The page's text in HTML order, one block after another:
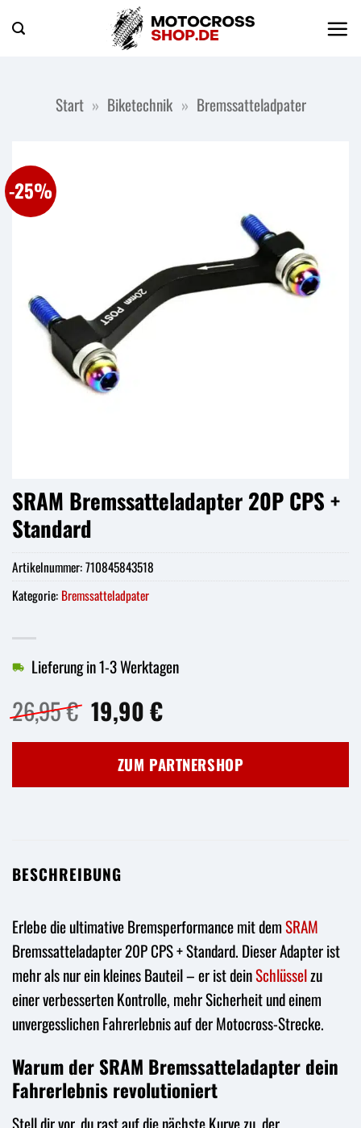
Inhalt
Start » Biketechnik » Bremssatteladpater
-25%
SRAM Bremssatteladapter 20P CPS +
Standard
26,95€ Ursprünglicher
Preis
war:
26,95 €
19,90€Aktueller
ist:
19,90 €.
Lieferung in 1-3 Werktagen
ZUM PARTNERSHOP
Artikelnummer:710845843518
Kategorie: Bremssatteladpater
BESCHREIBUNG
Erlebe die ultimative Bremsperformance mit demSRAM
Bremssatteladapter 20P CPS + Standard. Dieser Adapter ist
mehr als nur ein kleines Bauteil – er ist deinSchlüsselzu
einer verbesserten Kontrolle, mehr Sicherheit und einem
unvergesslichen Fahrerlebnis auf der Motocross-Strecke.
Warum der SRAM Bremssatteladapter dein
Fahrerlebnis revolutioniert